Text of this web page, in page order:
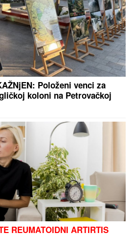
A ONDA SU NAŠLI
detalje ubistva Milke (82) na
su izbegavali..."
Saši Iliću je jedna stvar
u velikoj pobedi Partizana